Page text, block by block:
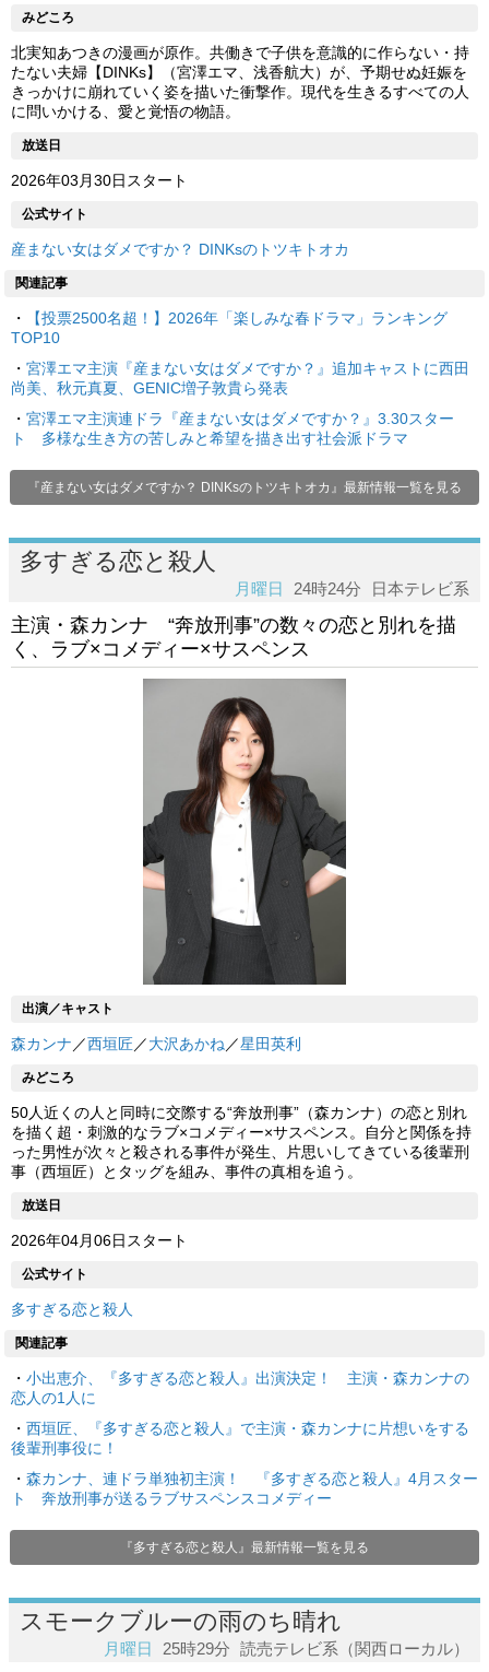
みどころ
北実知あつきの漫画が原作。共働きで子供を意識的に作らない・持
たない夫婦【DINKs】（宮澤エマ、浅香航大）が、予期せぬ妊娠を
きっかけに崩れていく姿を描いた衝撃作。現代を生きるすべての人
に問いかける、愛と覚悟の物語。
放送日
2026年03月30日スタート
公式サイト
産まない女はダメですか？ DINKsのトツキトオカ
関連記事
・
【投票2500名超！】2026年「楽しみな春ドラマ」ランキング
TOP10
・宮澤エマ主演『産まない女はダメですか？』追加キャストに西田
尚美、秋元真夏、GENIC増子敦貴ら発表
・宮澤エマ主演連ドラ『産まない女はダメですか？』3.30スター
ト 多様な生き方の苦しみと希望を描き出す社会派ドラマ
『産まない女はダメですか？ DINKsのトツキトオカ』最新情報一覧を見る
多すぎる恋と殺人
月曜日 24時24分 日本テレビ系
主演・森カンナ “奔放刑事”の数々の恋と別れを描
く、ラブ×コメディー×サスペンス
出演／キャスト
森カンナ ／西垣匠／大沢あかね ／星田英利
みどころ
50人近くの人と同時に交際する“奔放刑事”（森カンナ）の恋と別れ
を描く超・刺激的なラブ×コメディー×サスペンス。自分と関係を持
った男性が次々と殺される事件が発生、片思いしてきている後輩刑
事（西垣匠）とタッグを組み、事件の真相を追う。
放送日
2026年04月06日スタート
公式サイト
多すぎる恋と殺人
関連記事
・小出恵介、『多すぎる恋と殺人』出演決定！ 主演・森カンナの
恋人の1人に
・西垣匠、『多すぎる恋と殺人』で主演・森カンナに片想いをする
後輩刑事役に！
・森カンナ、連ドラ単独初主演！ 『多すぎる恋と殺人』4月スター
ト 奔放刑事が送るラブサスペンスコメディー
『多すぎる恋と殺人』最新情報一覧を見る
スモークブルーの雨のち晴れ
月曜日 25時29分 読売テレビ系（関西ローカル）